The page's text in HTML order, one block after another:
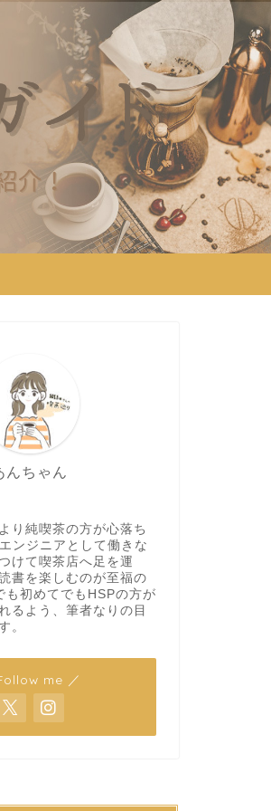
んちゃん
り純喫茶の方が心落ち
ンジニアとして働きな
けて喫茶店へ足を運
書を楽しむのが至福の
も初めてでもHSPの方が
るよう、筆者なりの目
。
me ／